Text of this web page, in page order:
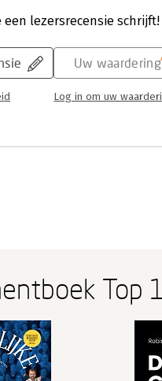
een lezersrecensie schrijft!
Uw waardering
Log in om uw
Top